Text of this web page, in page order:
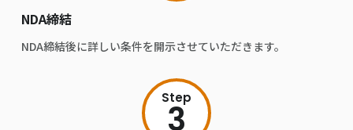
NDA締結
NDA締結後に詳しい条件を開示させていただきます。
Step
3